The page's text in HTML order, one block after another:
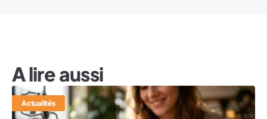
A lire aussi
Actualités